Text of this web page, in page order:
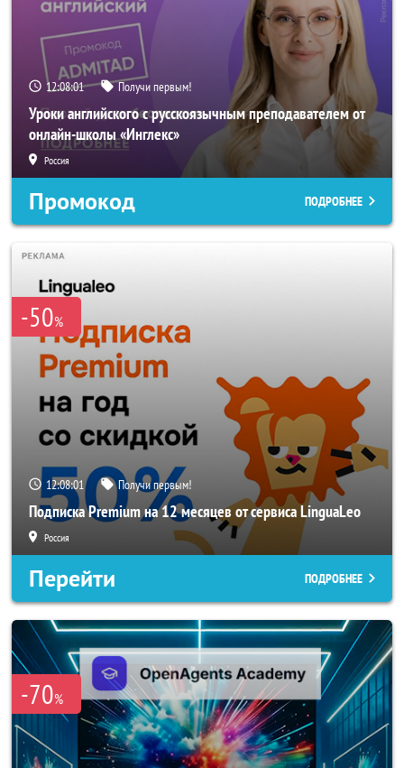
12:08:00 Получи первым!
Уроки английского с русскоязычным преподавателем от
онлайн-школы «Инглекс»
Россия
Промокод ПОДРОБНЕЕ
-50%
12:08:00 Получи первым!
Подписка Premium на 12 месяцев от сервиса LinguaLeo
Россия
Перейти ПОДРОБНЕЕ
-70%